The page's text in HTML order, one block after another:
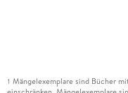
1 Mängelexemplare sind Bücher